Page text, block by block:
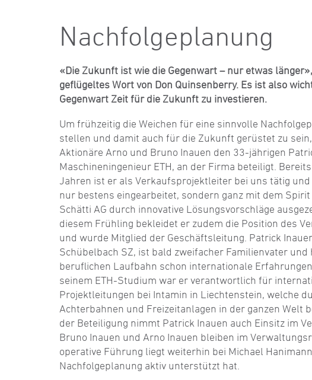
Nachfolgeplanung
«Die Zukunft ist wie die Gegenwart – nur etwas
geflügeltes Wort von Don Quinsenberry. Es ist also
Gegenwart Zeit für die Zukunft zu investieren.
Um frühzeitig die Weichen für eine sinnvolle
stellen und damit auch für die Zukunft gerüstet zu
Aktionäre Arno und Bruno Inauen den 33-jährigen
Maschineningenieur ETH, an der Firma beteiligt.
Jahren ist er als Verkaufsprojektleiter bei uns tätig
nur bestens eingearbeitet, sondern ganz mit dem
Schätti AG durch innovative Lösungsvorschläge
diesem Frühling bekleidet er zudem die Position des
und wurde Mitglied der Geschäftsleitung. Patrick
Schübelbach SZ, ist bald zweifacher Familienvater und
beruflichen Laufbahn schon internationale
seinem ETH-Studium war er verantwortlich für
Projektleitungen bei Intamin in Liechtenstein, welche
Achterbahnen und Freizeitanlagen in der ganzen Welt
der Beteiligung nimmt Patrick Inauen auch Einsitz im
Bruno Inauen und Arno Inauen bleiben im
operative Führung liegt weiterhin bei Michael
Nachfolgeplanung aktiv unterstützt hat.